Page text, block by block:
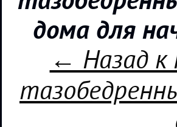
дома для
← Назад к